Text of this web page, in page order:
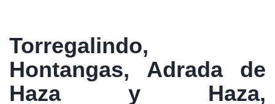
Torregalindo,
Hontangas, Adrada de
Haza y Haza,